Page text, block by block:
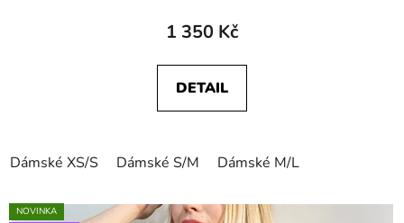
1 350 Kč
DETAIL
Dámské XS/S Dámské S/M Dámské M/L
NOVINKA